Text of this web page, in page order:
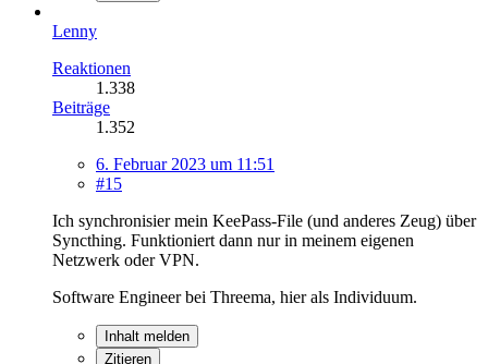
Lenny
Reaktionen
1.338
Beiträge
1.352
6. Februar 2023 um 11:51
#15
Ich synchronisier mein KeePass-File (und anderes Zeug) über
Syncthing. Funktioniert dann nur in meinem eigenen
Netzwerk oder VPN.
Software Engineer bei Threema, hier als Individuum.
Inhalt melden
Zitieren